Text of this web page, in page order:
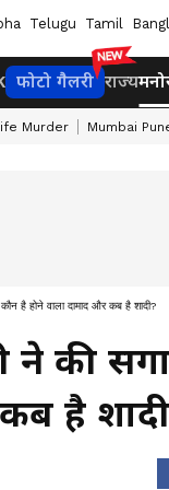
Telugu Tamil
फोटो गैलरी राज्य
Murder Mumbai
है होने वाला दामाद और कब है शादी?
ने की
है